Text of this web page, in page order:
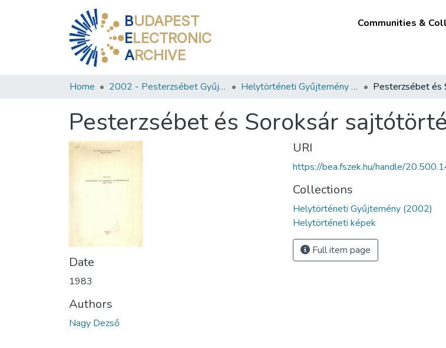
BUDAPEST
ELECTRONIC
ARCHIVE
Communities &
Home 2002 - Pesterzsébet Gyűjtemény Helytörténeti Gyűjtemény (2002)
Pesterzsébet és Soroksár
Date
1983
Authors
Nagy Dezső
URI
https://bea.fszek.hu/handle/
Collections
Helytörténeti Gyűjtemény (2002)
Helytörténeti képek
Full item page